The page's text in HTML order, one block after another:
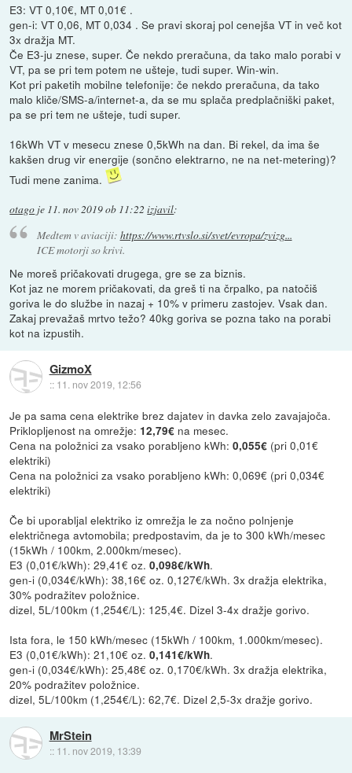
E3: VT 0,10€, MT 0,01€ .
gen-i: VT 0,06, MT 0,034 . Se pravi skoraj pol cenejša VT in več kot
3x dražja MT.
Če E3-ju znese, super. Če nekdo preračuna, da tako malo porabi v
VT, pa se pri tem potem ne ušteje, tudi super. Win-win.
Kot pri paketih mobilne telefonije: če nekdo preračuna, da tako
malo kliče/SMS-a/internet-a, da se mu splača predplačniški paket,
pa se pri tem ne ušteje, tudi super.
16kWh VT v mesecu znese 0,5kWh na dan. Bi rekel, da ima še
kakšen drug vir energije (sončno elektrarno, ne na net-metering)?
Tudi mene zanima.
otago je 11. nov 2019 ob 11:22 izjavil:
Medtem v aviaciji: https://www.rtvslo.si/svet/evropa/zvizg...
ICE motorji so krivi.
Ne moreš pričakovati drugega, gre se za biznis.
Kot jaz ne morem pričakovati, da greš ti na črpalko, pa natočiš
goriva le do službe in nazaj + 10% v primeru zastojev. Vsak dan.
Zakaj prevažaš mrtvo težo? 40kg goriva se pozna tako na porabi
kot na izpustih.
GizmoX
:: 11. nov 2019, 12:56
Je pa sama cena elektrike brez dajatev in davka zelo zavajajoča.
Priklopljenost na omrežje: 12,79€ na mesec.
Cena na položnici za vsako porabljeno kWh:0,055€ (pri 0,01€
elektriki)
Cena na položnici za vsako porabljeno kWh: 0,069€ (pri 0,034€
elektriki)
Če bi uporabljal elektriko iz omrežja le za nočno polnjenje
električnega avtomobila; predpostavim, da je to 300 kWh/mesec
(15kWh / 100km, 2.000km/mesec).
E3 (0,01€/kWh): 29,41€ oz.0,098€/kWh.
gen-i (0,034€/kWh): 38,16€ oz. 0,127€/kWh. 3x dražja elektrika,
30% podražitev položnice.
dizel, 5L/100km (1,254€/L): 125,4€. Dizel 3-4x dražje gorivo.
Ista fora, le 150 kWh/mesec (15kWh / 100km, 1.000km/mesec).
E3 (0,01€/kWh): 21,10€ oz.0,141€/kWh.
gen-i (0,034€/kWh): 25,48€ oz. 0,170€/kWh. 3x dražja elektrika,
20% podražitev položnice.
dizel, 5L/100km (1,254€/L): 62,7€. Dizel 2,5-3x dražje gorivo.
MrStein
:: 11. nov 2019, 13:39